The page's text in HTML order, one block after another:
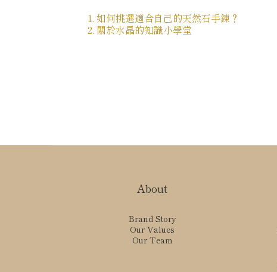
1. 如何挑選適合自己的天然石手鍊？
2. 關於水晶的知識小學堂
About
Brand Story
Our Values
Our Team